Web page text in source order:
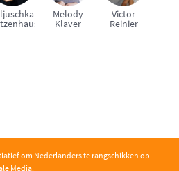
Melody
Klaver
Victor
Reinier
om Nederlanders te rangschikken op
Media.